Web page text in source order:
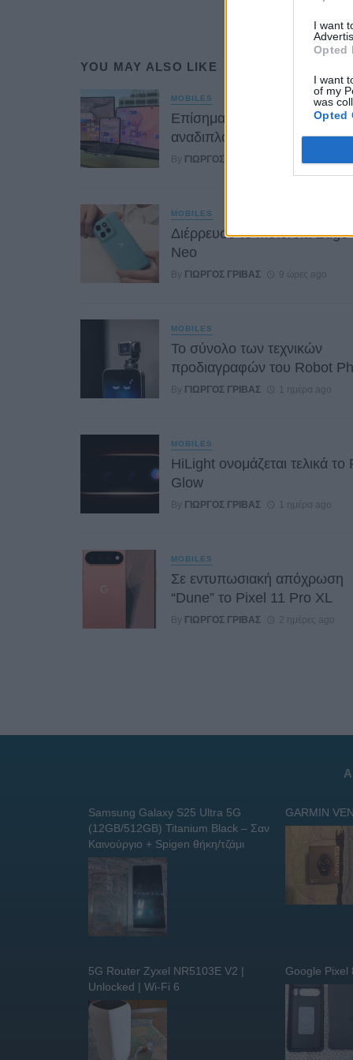
I want
Opted
I want
of my
was
Opted
YOU MAY ALSO LIKE
MOBILES
Επίσημα στοιχεία για τα
αναδιπλούμενα Samsung
By ΓΙΏΡΓΟΣ ΓΡΊΒΑΣ
MOBILES
Διέρρευσε το Motorola Edge
Neo
By ΓΙΏΡΓΟΣ ΓΡΊΒΑΣ 9 ώρες ago
MOBILES
Το σύνολο των τεχνικών
προδιαγραφών του Robot
By ΓΙΏΡΓΟΣ ΓΡΊΒΑΣ 1 ημέρα ago
MOBILES
HiLight ονομάζεται τελικά το
Glow
By ΓΙΏΡΓΟΣ ΓΡΊΒΑΣ 1 ημέρα ago
MOBILES
Σε εντυπωσιακή απόχρωση
“Dune” το Pixel 11 Pro XL
By ΓΙΏΡΓΟΣ ΓΡΊΒΑΣ 2 ημέρες ago
Samsung Galaxy S25 Ultra 5G
(12GB/512GB) Titanium Black – Σαν
Καινούργιο + Spigen θήκη/τζάμι
GARMIN
5G Router Zyxel NR5103E V2 |
Unlocked | Wi-Fi 6
Google